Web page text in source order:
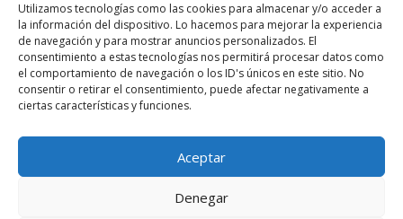
Utilizamos tecnologías como las cookies para almacenar y/o acceder a
la información del dispositivo. Lo hacemos para mejorar la experiencia
de navegación y para mostrar anuncios personalizados. El
consentimiento a estas tecnologías nos permitirá procesar datos como
el comportamiento de navegación o los ID's únicos en este sitio. No
consentir o retirar el consentimiento, puede afectar negativamente a
ciertas características y funciones.
Aceptar
Denegar
Para sentirse como un local
Week of agosto 3
3 4 5 6 7 8 9